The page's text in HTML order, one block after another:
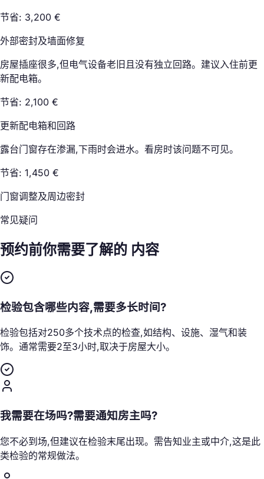
节省: 3,200 €
外部密封及墙面修复
房屋插座很多,但电气设备老旧且没有独立回路。建议入住前更
新配电箱。
节省: 2,100 €
更新配电箱和回路
露台门窗存在渗漏,下雨时会进水。看房时该问题不可见。
节省: 1,450 €
门窗调整及周边密封
常见疑问
预约前你需要了解的 内容
检验包含哪些内容,需要多长时间?
检验包括对250多个技术点的检查,如结构、设施、湿气和装
饰。通常需要2至3小时,取决于房屋大小。
我需要在场吗?需要通知房主吗?
您不必到场,但建议在检验末尾出现。需告知业主或中介,这是此
类检验的常规做法。